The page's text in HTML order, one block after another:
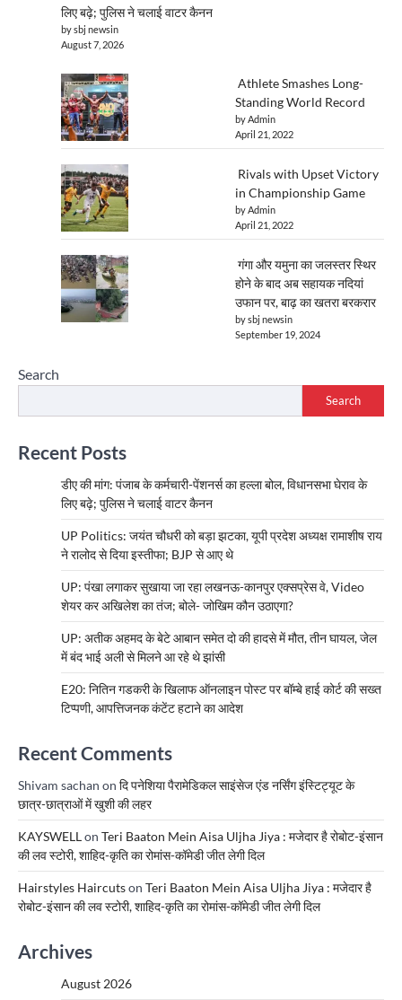
लिए बढ़े; पुलिस ने चलाई वाटर कैनन
by sbj newsin
August 7, 2026
Athlete Smashes Long-
Standing World Record
by Admin
April 21, 2022
Rivals with Upset Victory
in Championship Game
by Admin
April 21, 2022
गंगा और यमुना का जलस्तर स्थिर
होने के बाद अब सहायक नदियां
उफान पर, बाढ़ का खतरा बरकरार
by sbj newsin
September 19, 2024
Search
Search
Recent Posts
डीए की मांग: पंजाब के कर्मचारी-पेंशनर्स का हल्ला बोल, विधानसभा घेराव के
लिए बढ़े; पुलिस ने चलाई वाटर कैनन
UP Politics: जयंत चौधरी को बड़ा झटका, यूपी प्रदेश अध्यक्ष रामाशीष राय
ने रालोद से दिया इस्तीफा; BJP से आए थे
UP: पंखा लगाकर सुखाया जा रहा लखनऊ-कानपुर एक्सप्रेस वे, Video
शेयर कर अखिलेश का तंज; बोले- जोखिम कौन उठाएगा?
UP: अतीक अहमद के बेटे आबान समेत दो की हादसे में मौत, तीन घायल, जेल
में बंद भाई अली से मिलने आ रहे थे झांसी
E20: नितिन गडकरी के खिलाफ ऑनलाइन पोस्ट पर बॉम्बे हाई कोर्ट की सख्त
टिप्पणी, आपत्तिजनक कंटेंट हटाने का आदेश
Recent Comments
Shivam sachan on दि पनेशिया पैरामेडिकल साइंसेज एंड नर्सिंग इंस्टिट्यूट के
छात्र-छात्राओं में खुशी की लहर
KAYSWELLon Teri Baaton Mein Aisa Uljha Jiya : मजेदार है रोबोट-इंसान
की लव स्टोरी, शाहिद-कृति का रोमांस-कॉमेडी जीत लेगी दिल
Hairstyles Haircutson Teri Baaton Mein Aisa Uljha Jiya : मजेदार है
रोबोट-इंसान की लव स्टोरी, शाहिद-कृति का रोमांस-कॉमेडी जीत लेगी दिल
Archives
August 2026